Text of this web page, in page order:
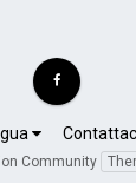
Community